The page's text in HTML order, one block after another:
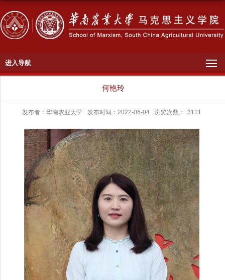
进入导航
何艳玲
发布者：华南农业大学 发布时间：2022-06-04 浏览次数： 3111